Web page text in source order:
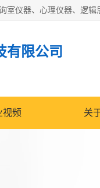
有限公司
视频 关